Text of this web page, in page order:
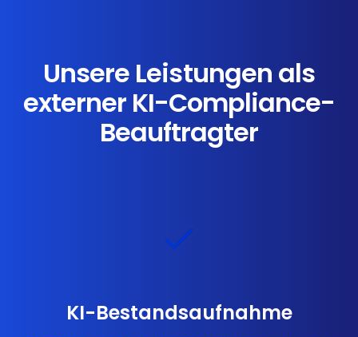
Unsere Leistungen als
externer KI-Compliance-
Beauftragter
KI-Bestandsaufnahme